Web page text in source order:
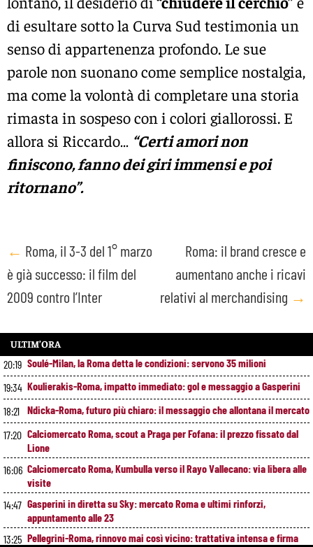
di esultare sotto la Curva Sud testimonia un
senso di appartenenza profondo. Le sue
parole non suonano come semplice nostalgia,
ma come la volontà di completare una storia
rimasta in sospeso con i colori giallorossi. E
allora si Riccardo… “Certi amori non
finiscono, fanno dei giri immensi e poi
ritornano”.
Post
navigation
← Roma, il 3-3 del 1° marzo
è già successo: il film del
2009 contro l’Inter
Roma: il brand cresce e
aumentano anche i ricavi
relativi al merchandising →
ULTIM’ORA
20:19 Soulé-Milan, la Roma detta le condizioni: servono 35 milioni
19:34 Koulierakis-Roma, impatto immediato: gol e messaggio a Gasperini
18:21 Ndicka-Roma, futuro più chiaro: il messaggio che allontana il mercato
17:20 Calciomercato Roma, scout a Praga per Fofana: il prezzo fissato dal
Lione
16:06 Calciomercato Roma, Kumbulla verso il Rayo Vallecano: via libera alle
visite
14:47 Gasperini in diretta su Sky: mercato Roma e ultimi rinforzi,
appuntamento alle 23
13:25 Pellegrini-Roma, rinnovo mai così vicino: trattativa intensa e firma